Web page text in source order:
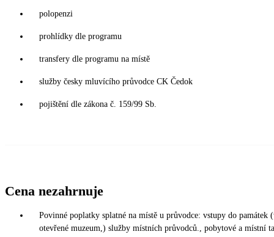
polopenzi
prohlídky dle programu
transfery dle programu na místě
služby česky mluvícího průvodce CK Čedok
pojištění dle zákona č. 159/99 Sb.
Cena nezahrnuje
Povinné poplatky splatné na místě u průvodce: vstupy do
otevřené muzeum,) služby místních průvodců., pobytové a místní